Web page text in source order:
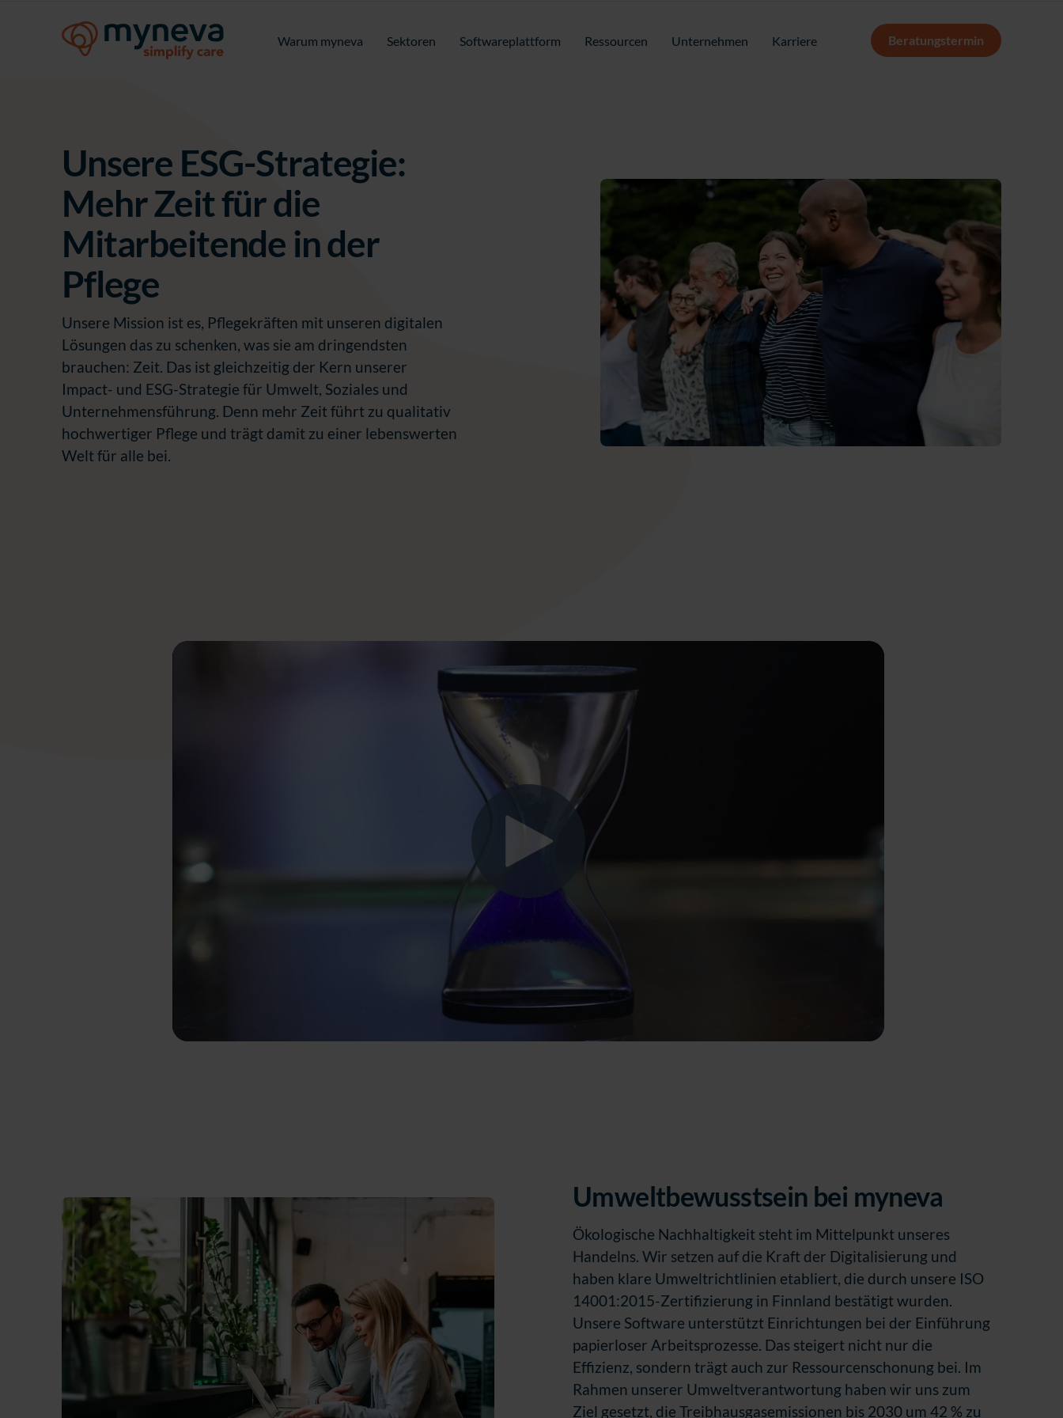
Warum myneva Sektoren Softwareplattform Ressourcen Unternehmen Karriere Beratungstermin
Unsere ESG-Strategie:
Mehr Zeit für die
Mitarbeitende in der
Pflege
Unsere Mission ist es, Pflegekräften mit unseren digitalen
Lösungen das zu schenken, was sie am dringendsten
brauchen: Zeit. Das ist gleichzeitig der Kern unserer
Impact- und ESG-Strategie für Umwelt, Soziales und
Unternehmensführung. Denn mehr Zeit führt zu qualitativ
hochwertiger Pflege und trägt damit zu einer lebenswerten
Welt für alle bei.
Umweltbewusstsein bei myneva
Ökologische Nachhaltigkeit steht im Mittelpunkt unseres
Handelns. Wir setzen auf die Kraft der Digitalisierung und
haben klare Umweltrichtlinien etabliert, die durch unsere ISO
14001:2015-Zertifizierung in Finnland bestätigt wurden.
Unsere Software unterstützt Einrichtungen bei der Einführung
papierloser Arbeitsprozesse. Das steigert nicht nur die
Effizienz, sondern trägt auch zur Ressourcenschonung bei. Im
Rahmen unserer Umweltverantwortung haben wir uns zum
Ziel gesetzt, die Treibhausgasemissionen bis 2030 um 42 % zu